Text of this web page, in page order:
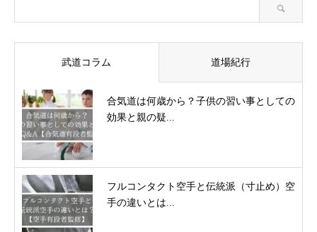
武道コラム 道場紀行
合気道は何歳から？子供の習い事としての
効果と親の疑...
フルコンタクト空手と伝統派（寸止め）空
手の違いとは...